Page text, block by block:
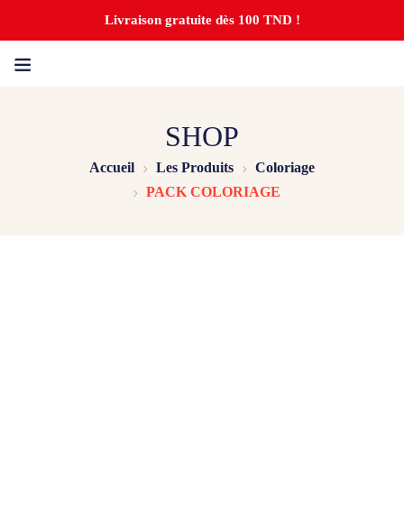
Livraison gratuite dès 100 TND !
SHOP
Accueil Les Produits
Coloriage
PACK COLORIAGE